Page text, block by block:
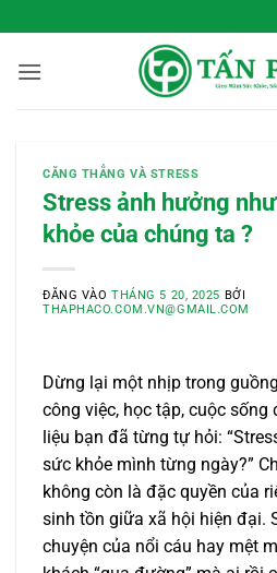
qua
nội
CĂNG THẲNG VÀ STRESS
Stress ảnh hưởng
khỏe của chúng ta ?
ĐĂNG VÀOTHÁNG 5 20, 2025 BỞI
THAPHACO.COM.VN@GMAIL.COM
Dừng lại một nhịp trong
công việc, học tập, cuộc
liệu bạn đã từng tự hỏi:
sức khỏe mình từng ngày?”
không còn là đặc quyền của
sinh tồn giữa xã hội hiện đại.
chuyện của nổi cáu hay mệt